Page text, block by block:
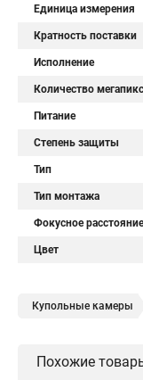
Единица измерения
Кратность поставки
Исполнение
Количество
Питание
Степень защиты
Тип
Тип монтажа
Фокусное расстояние
Цвет
Купольные камеры
Камера
Похожие